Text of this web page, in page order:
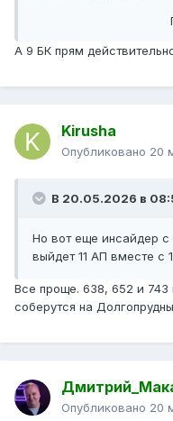
А 9 БК прям
Kirusha
Опубликовано 20
В 20.05.2026 в
Но вот еще инсайдер с
выйдет 11 АП вместе с
Все проще. 638, 652 и 743
соберутся на
Опубликовано 20